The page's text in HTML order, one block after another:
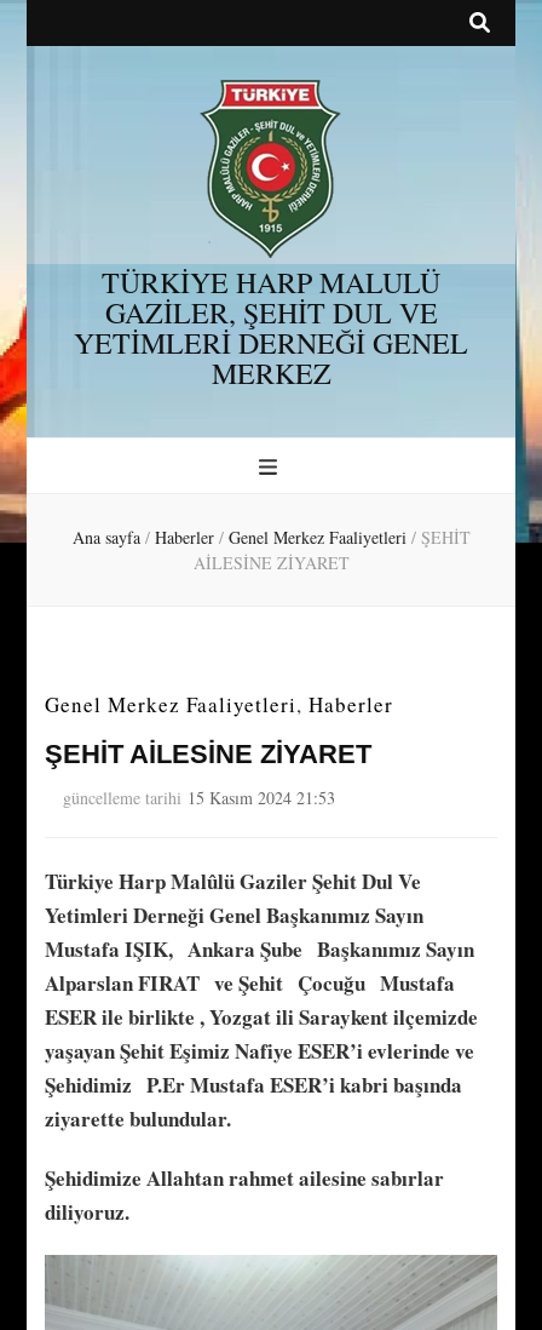
TÜRKİYE HARP MALULÜ
GAZİLER, ŞEHİT DUL VE
YETİMLERİ DERNEĞİ GENEL
MERKEZ
Ana sayfa / Haberler / Genel Merkez Faaliyetleri / ŞEHİT
AİLESİNE ZİYARET
Genel Merkez Faaliyetleri,Haberler
ŞEHİT AİLESİNE ZİYARET
güncelleme tarihi 15 Kasım 2024 21:53
Türkiye Harp Malûlü Gaziler Şehit Dul Ve
Yetimleri Derneği Genel Başkanımız Sayın
Mustafa IŞIK, Ankara Şube Başkanımız Sayın
Alparslan FIRAT ve Şehit Çocuğu Mustafa
ESER ile birlikte , Yozgat ili Saraykent ilçemizde
yaşayan Şehit Eşimiz Nafiye ESER’i evlerinde ve
Şehidimiz P.Er Mustafa ESER’i kabri başında
ziyarette bulundular.
Şehidimize Allahtan rahmet ailesine sabırlar
diliyoruz.